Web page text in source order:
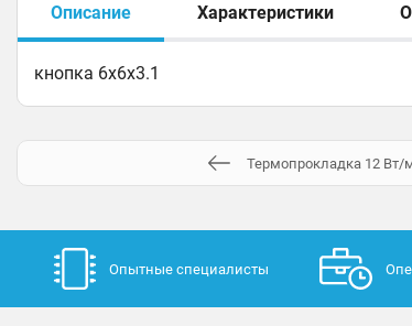
Описание Характеристики
кнопка 6х6х3.1
Термопрокладка 12
Опытные специалисты